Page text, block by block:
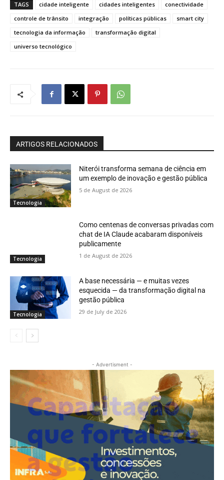
TAGS cidade inteligente cidades inteligentes
conectividade
controle de trânsito
integração políticas públicas
smart city
tecnologia da informação
transformação digital
universo tecnológico
ARTIGOS RELACIONADOS
Tecnologia
Niterói transforma semana de ciência em
um exemplo de inovação e gestão pública
5 de August de 2026
Tecnologia
Como centenas de conversas privadas com
chat de IA Claude acabaram disponíveis
publicamente
1 de August de 2026
Tecnologia
A base necessária — e muitas vezes
esquecida — da transformação digital na
gestão pública
29 de July de 2026
- Advertisment -